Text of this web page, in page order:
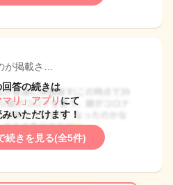
が掲載さ…
回答の続きは
リ」アプリ にて
いただけます！
続きを見る(全5件)